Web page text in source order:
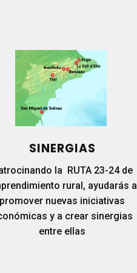
SINERGIAS
la RUTA 23-24 de
rural, ayudarás a
promover nuevas iniciativas
y a crear sinergias
entre ellas